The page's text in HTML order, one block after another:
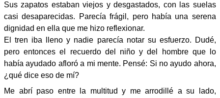
Sus zapatos estaban viejos y desgastados, con las suelas
casi desaparecidas. Parecía frágil, pero había una serena
dignidad en ella que me hizo reflexionar.
El tren iba lleno y nadie parecía notar su esfuerzo. Dudé,
pero entonces el recuerdo del niño y del hombre que lo
había ayudado afloró a mi mente. Pensé: Si no ayudo ahora,
¿qué dice eso de mí?
Me abrí paso entre la multitud y me arrodillé a su lado,